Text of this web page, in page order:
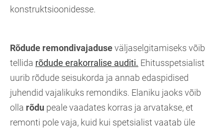
konstruktsioonidesse.
Rõdude remondivajaduseväljaselgitamiseks võib
tellida rõdude erakorralise auditi. Ehitusspetsialist
uurib rõdude seisukorda ja annab edaspidised
juhendid vajalikuks remondiks. Elaniku jaoks võib
olla rõdu peale vaadates korras ja arvatakse, et
remonti pole vaja, kuid kui spetsialist vaatab üle